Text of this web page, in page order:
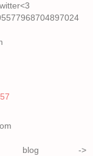
blog ->